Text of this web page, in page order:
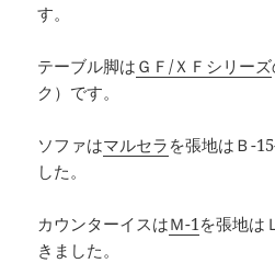
す。
テーブル脚は ＧＦ/ＸＦシリーズ
ク）です。
ソファはマルセラ を張地はＢ-
した。
カウンターイスはＭ-1を張地は
きました。